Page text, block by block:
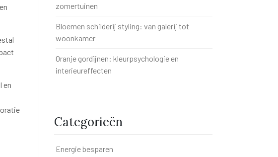
en
zomertuinen
Bloemen schilderij styling: van galerij tot
woonkamer
Oranje gordijnen: kleurpsychologie en
interieureffecten
Categorieën
Energie besparen